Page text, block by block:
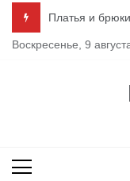
содержимому
Платья и
Воскресенье, 9